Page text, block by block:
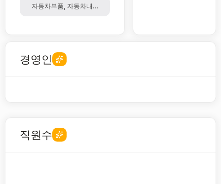
자동차부품, 자동차내ㆍ외장재
경영인
직원수